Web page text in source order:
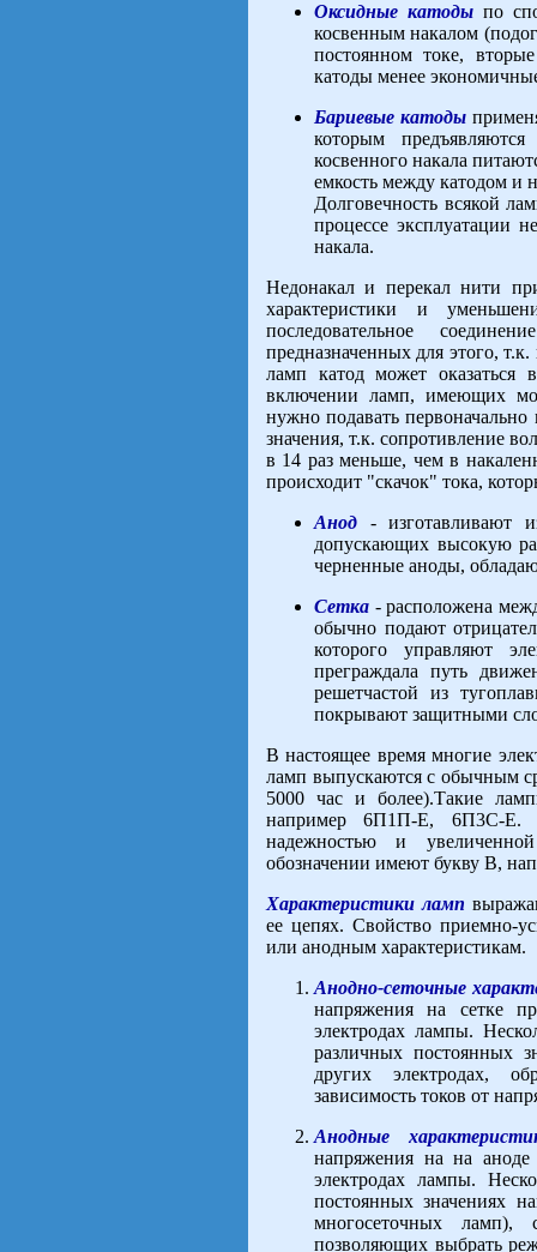
Оксидные катоды по
косвенным накалом
постоянном токе,
катоды менее
Бариевые катоды
которым
косвенного накала
емкость между катодом и
Долговечность всякой
процессе эксплуатации
накала.
Недонакал и перекал нити
характеристики и
последовательное
предназначенных для этого,
ламп катод может
включении ламп, имеющих
нужно подавать
значения, т.к. сопротивление
в 14 раз меньше, чем в
происходит "скачок" тока,
Анод
- изготавливают
допускающих высокую
черненные аноды,
Сетка - расположена
обычно подают
которого управляют
преграждала путь
решетчастой из
покрывают защитными
В настоящее время многие
ламп выпускаются с обычным
5000 час и более).Такие
например 6П1П-Е, 6П3С-Е.
надежностью и
обозначении имеют букву В,
Характеристики ламп
ее цепях. Свойство приемно-
или анодным характеристикам.
Анодно-сеточные
напряжения на сетке
электродах лампы.
различных постоянных
других электродах,
зависимость токов от
Анодные
напряжения на на
электродах лампы.
постоянных значениях
многосеточных ламп),
позволяющих выбрать